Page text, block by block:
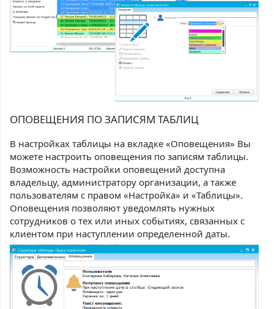
ОПОВЕЩЕНИЯ ПО ЗАПИСЯМ ТАБЛИЦ
В настройках таблицы на вкладке «Оповещения» Вы
можете настроить оповещения по записям таблицы.
Возможность настройки оповещений доступна
владельцу, администратору организации, а также
пользователям с правом «Настройка» и «Таблицы».
Оповещения позволяют уведомлять нужных
сотрудников о тех или иных событиях, связанных с
клиентом при наступлении определенной даты.